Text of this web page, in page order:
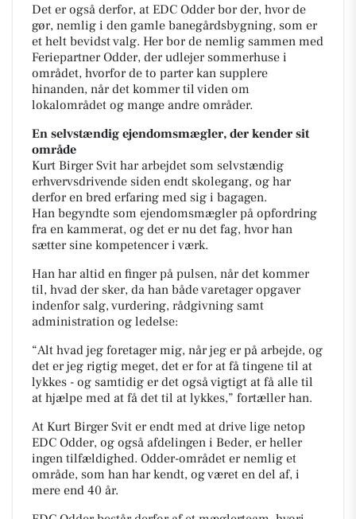
Det er også derfor, at EDC Odder bor der, hvor de
gør, nemlig i den gamle banegårdsbygning, som er
et helt bevidst valg. Her bor de nemlig sammen med
Feriepartner Odder, der udlejer sommerhuse i
området, hvorfor de to parter kan supplere
hinanden, når det kommer til viden om
lokalområdet og mange andre områder.
En selvstændig ejendomsmægler, der kender sit
område
Kurt Birger Svit har arbejdet som selvstændig
erhvervsdrivende siden endt skolegang, og har
derfor en bred erfaring med sig i bagagen.
Han begyndte som ejendomsmægler på opfordring
fra en kammerat, og det er nu det fag, hvor han
sætter sine kompetencer i værk.
Han har altid en finger på pulsen, når det kommer
til, hvad der sker, da han både varetager opgaver
indenfor salg, vurdering, rådgivning samt
administration og ledelse:
“Alt hvad jeg foretager mig, når jeg er på arbejde, og
det er jeg rigtig meget, det er for at få tingene til at
lykkes - og samtidig er det også vigtigt at få alle til
at hjælpe med at få det til at lykkes,” fortæller han.
At Kurt Birger Svit er endt med at drive lige netop
EDC Odder, og også afdelingen i Beder, er heller
ingen tilfældighed. Odder-området er nemlig et
område, som han har kendt, og været en del af, i
mere end 40 år.